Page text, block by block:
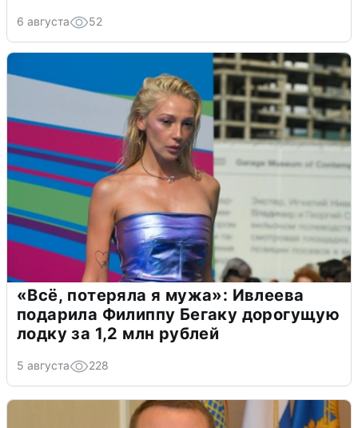
6 августа 52
«Всё, потеряла я мужа»: Ивлеева
подарила Филиппу Бегаку дорогущую
лодку за 1,2 млн рублей
5 августа 228